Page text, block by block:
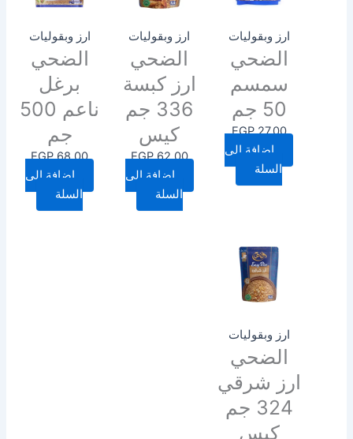
ارز وبقوليات
الضحي
سمسم
50 جم
EGP27.00
إضافة إلى
السلة
ارز وبقوليات
الضحي
ارز كبسة
336 جم
كيس
EGP62.00
إضافة إلى
السلة
ارز وبقوليات
الضحي
برغل
ناعم 500
جم
EGP68.00
إضافة إلى
السلة
ارز وبقوليات
الضحي
ارز شرقي
324 جم
كيس